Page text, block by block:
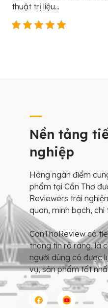
thuật trị liệu...
Nền tảng
nghiệp
Hàng ngàn điểm
phẩm tại Cần Thơ
Reviewers trải
quan, minh bạch, chi
CanThoReview có
thông tin rõ ràng, là
người dùng có được
vụ, sản phẩm tốt